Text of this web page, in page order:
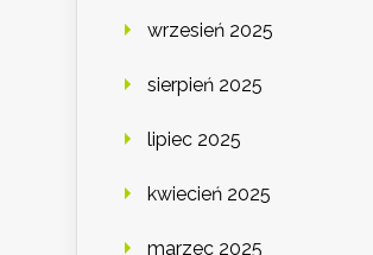
wrzesień 2025
sierpień 2025
lipiec 2025
kwiecień 2025
marzec 2025